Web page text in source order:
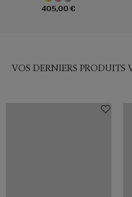
405,00 €
VOS DERNIERS PRODUITS